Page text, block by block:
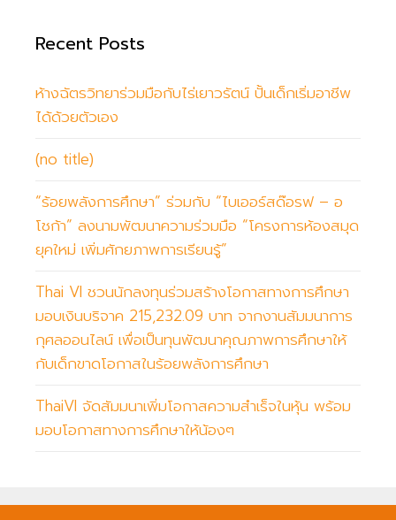
Recent Posts
ห้างฉัตรวิทยาร่วมมือกับไร่เยาวรัตน์ ปั้นเด็กเริ่มอาชีพ
ได้ด้วยตัวเอง
(no title)
“ร้อยพลังการศึกษา” ร่วมกับ “ไบเออร์สด๊อรฟ – อ
โชก้า” ลงนามพัฒนาความร่วมมือ “โครงการห้องสมุด
ยุคใหม่ เพิ่มศักยภาพการเรียนรู้”
Thai VI ชวนนักลงทุนร่วมสร้างโอกาสทางการศึกษา
มอบเงินบริจาค 215,232.09 บาท จากงานสัมมนาการ
กุศลออนไลน์ เพื่อเป็นทุนพัฒนาคุณภาพการศึกษาให้
กับเด็กขาดโอกาสในร้อยพลังการศึกษา
ThaiVI จัดสัมมนาเพิ่มโอกาสความสำเร็จในหุ้น พร้อม
มอบโอกาสทางการศึกษาให้น้องๆ